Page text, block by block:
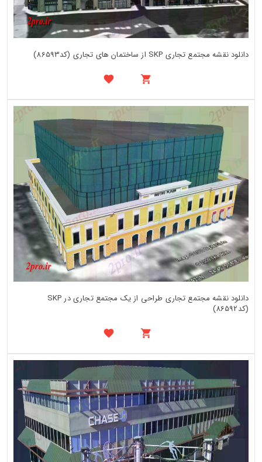
دانلود نقشه مجتمع تجاری SKP از ساختمان های تجاری (کد86593)
دانلود نقشه مجتمع تجاری طراحی از یک مجتمع تجاری در SKP
(کد86592)